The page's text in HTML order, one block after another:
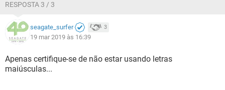
RESPOSTA 3 / 3
seagate_surfer 3
19 mar 2019 às 16:39
Apenas certifique-se de não estar usando letras
maiúsculas...